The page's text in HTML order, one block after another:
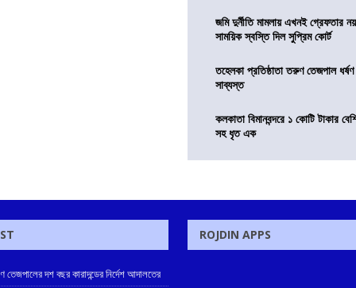
জমি দুর্নীতি মামলায় এখনই গ্রেফতার
সাময়িক স্বস্তি দিল সুপ্রিম কোর্ট
তহেলকা প্রতিষ্ঠাতা তরুণ তেজপাল ধর্ষণ
সাব্যস্ত
কলকাতা বিমানবন্দরে ১ কোটি টাকার
সহ ধৃত এক
তেজপালের দশ বছর কারাদন্ডের নির্দেশ আদালতের
ROJDIN APPS